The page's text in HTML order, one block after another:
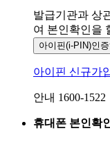
발급기관과 상
여 본인확인을
아이핀(i-PIN)인
아이핀 신규가
안내 1600-1522
휴대폰 본인확